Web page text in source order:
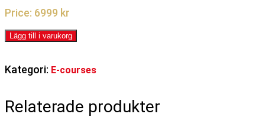
6999 kr
The
Kurs
Lägg till i varukorg
Kategori: E-courses
Relaterade produkter